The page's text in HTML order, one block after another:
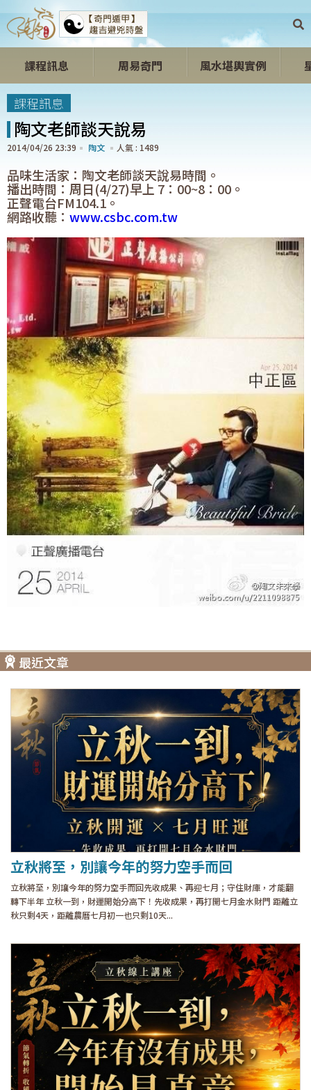
課程訊息 周易奇門 風水堪輿實例
開心開運區
課程訊息
陶文老師談天說易
2014/04/26 23:39 陶文 1489
品味生活家：陶文老師談天說易時間。
播出時間：周日(4/27)早上 7：00~8：00。
正聲電台FM104.1。
網路收聽： www.csbc.com.tw
最近文章
立秋將至，別讓今年的努力空手而回
立秋將至，別讓今年的努力空手而回先收成果、再迎七月；守住財庫，才能翻
轉下半年 立秋一到，財運開始分高下！先收成果，再打開七月金水財門 距離立
秋只剩4天，距離農曆七月初一也只剩10天...